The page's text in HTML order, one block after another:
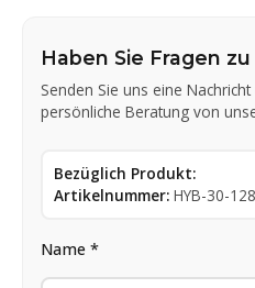
Haben Sie Fragen
Senden Sie uns eine
persönliche Beratung von
Bezüglich Produkt:
Artikelnummer: HYB-30-128
Name *